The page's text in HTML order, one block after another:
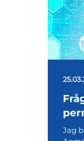
Jag